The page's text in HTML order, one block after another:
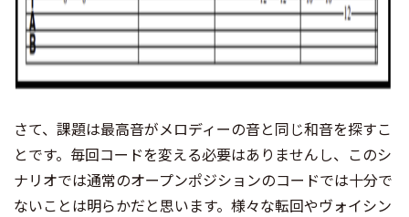
さて、課題は最高音がメロディーの音と同じ和音を探すこ
とです。毎回コードを変える必要はありませんし、このシ
ナリオでは通常のオープンポジションのコードでは十分で
ないことは明らかだと思います。様々な転回やヴォイシン